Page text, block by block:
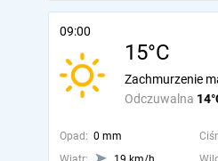
09:00
15°C
Odczuwalna
Zachmurzenie
Opad: 0 mm